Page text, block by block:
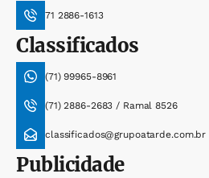
71 2886-1613
Classificados
(71) 99965-8961
(71) 2886-2683 / Ramal 8526
classificados@grupoatarde.com.br
Publicidade